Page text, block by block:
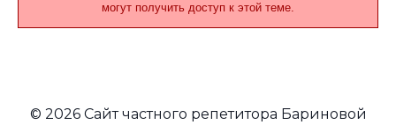
могут получить доступ к этой теме.
© 2026 Сайт частного репетитора Бариновой